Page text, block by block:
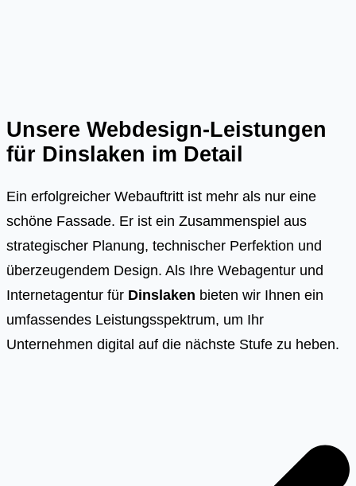
Unsere Webdesign-Leistungen
für Dinslaken im Detail
Ein erfolgreicher Webauftritt ist mehr als nur eine
schöne Fassade. Er ist ein Zusammenspiel aus
strategischer Planung, technischer Perfektion und
überzeugendem Design. Als Ihre Webagentur und
Internetagentur für Dinslaken bieten wir Ihnen ein
umfassendes Leistungsspektrum, um Ihr
Unternehmen digital auf die nächste Stufe zu heben.